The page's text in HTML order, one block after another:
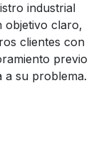
industrial
objetivo claro,
clientes con
previo
a su problema.